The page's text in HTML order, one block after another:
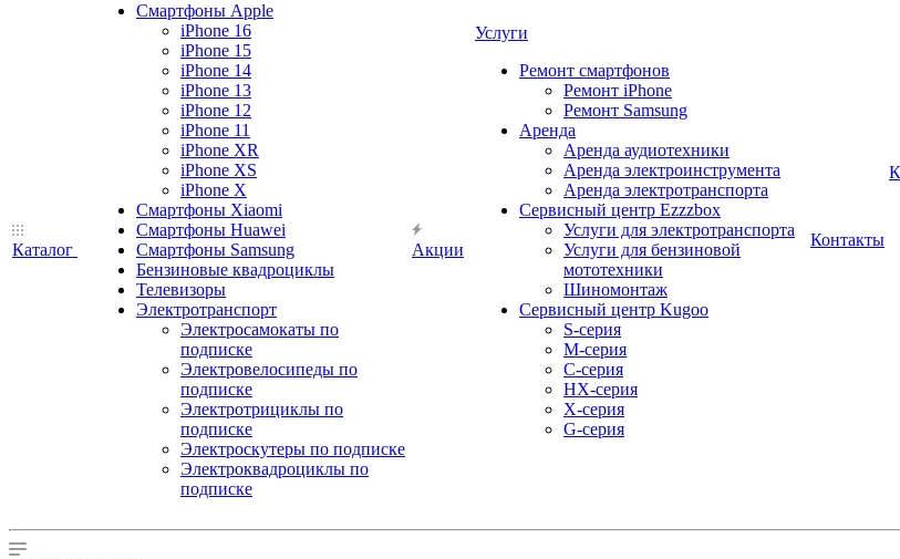
Каталог
Смартфоны Apple
iPhone 16
iPhone 15
iPhone 14
iPhone 13
iPhone 12
iPhone 11
iPhone XR
iPhone XS
iPhone X
Смартфоны Xiaomi
Смартфоны Huawei
Смартфоны Samsung
Бензиновые квадроциклы
Телевизоры
Электротранспорт
Электросамокаты по
подписке
Электровелосипеды по
подписке
Электротрициклы по
подписке
Электроскутеры по подписке
Электроквадроциклы по
подписке
Акции
Услуги
Ремонт смартфонов
Ремонт iPhone
Ремонт Samsung
Аренда
Аренда аудиотехники
Аренда электроинструмента
Аренда электротранспорта
Сервисный центр Ezzzbox
Услуги для электротранспорта
Услуги для бензиновой
мототехники
Шиномонтаж
Сервисный центр Kugoo
S-cерия
M-серия
С-серия
HX-серия
X-серия
G-серия
Контакты